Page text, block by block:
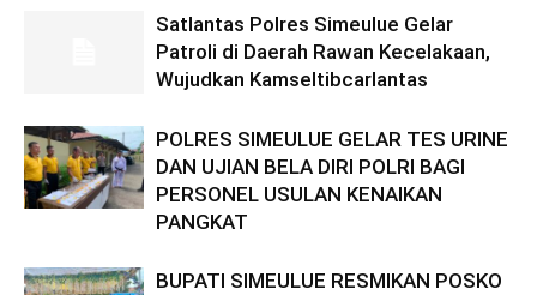
Satlantas Polres Simeulue Gelar
Patroli di Daerah Rawan Kecelakaan,
Wujudkan Kamseltibcarlantas
POLRES SIMEULUE GELAR TES URINE
DAN UJIAN BELA DIRI POLRI BAGI
PERSONEL USULAN KENAIKAN
PANGKAT
BUPATI SIMEULUE RESMIKAN POSKO